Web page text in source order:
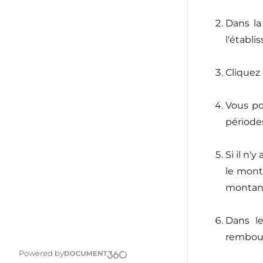
Powered by
Dans
Vous
Si il n'y
le
Dans